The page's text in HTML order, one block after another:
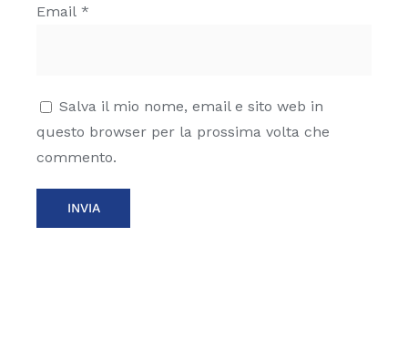
Email *
Salva il mio nome, email e sito web in
questo browser per la prossima volta che
commento.